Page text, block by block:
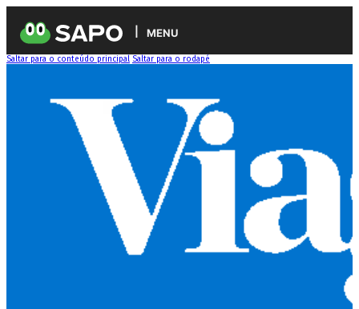
MENU
Saltar para o conteúdo principal Saltar para o rodapé